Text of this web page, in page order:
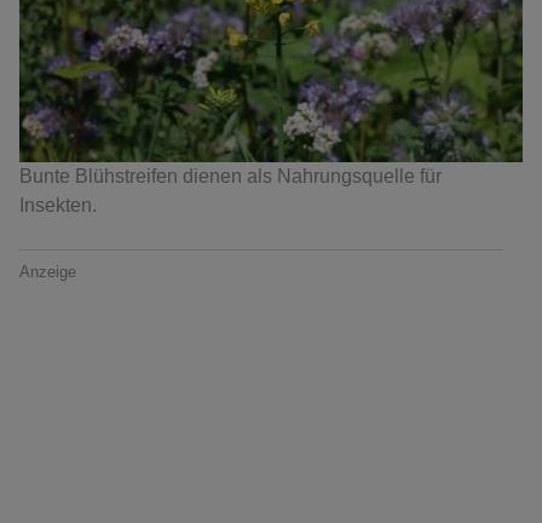
Bunte Blühstreifen dienen als Nahrungsquelle für
Insekten.
Anzeige